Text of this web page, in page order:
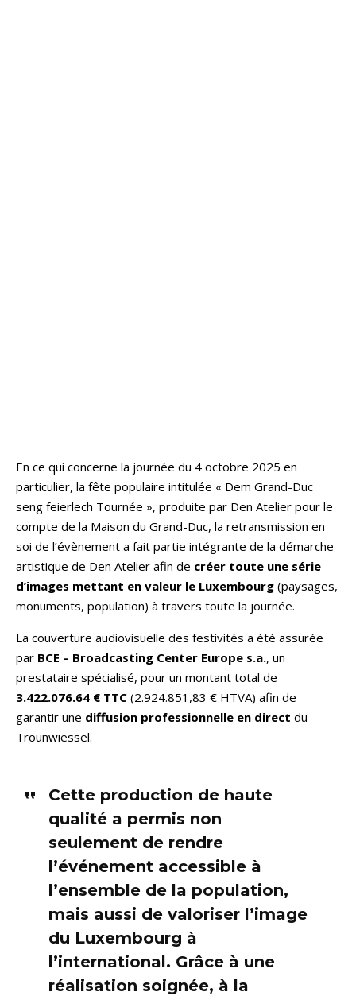
En ce qui concerne la journée du 4 octobre 2025 en
particulier, la fête populaire intitulée « Dem Grand-Duc
seng feierlech Tournée », produite par Den Atelier pour le
compte de la Maison du Grand-Duc, la retransmission en
soi de l’évènement a fait partie intégrante de la démarche
artistique de Den Atelier afin de créer toute une série
d’images mettant en valeur le Luxembourg (paysages,
monuments, population) à travers toute la journée.
La couverture audiovisuelle des festivités a été assurée
par BCE – Broadcasting Center Europe s.a., un
prestataire spécialisé, pour un montant total de
3.422.076.64 € TTC (2.924.851,83 € HTVA) afin de
garantir une diffusion professionnelle en direct du
Trounwiessel.
Cette production de haute
qualité a permis non
seulement de rendre
l’événement accessible à
l’ensemble de la population,
mais aussi de valoriser l’image
du Luxembourg à
l’international. Grâce à une
réalisation soignée, à la